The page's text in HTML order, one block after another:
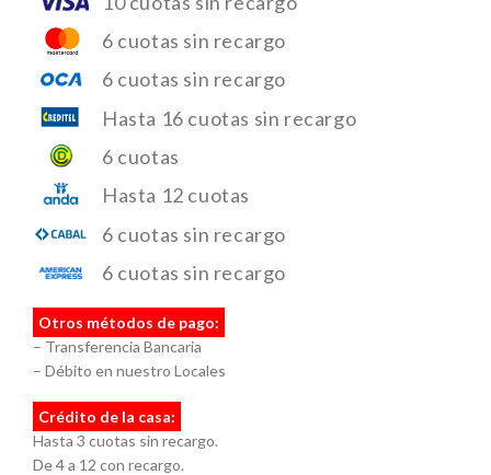
6 cuotas sin recargo
6 cuotas sin recargo
Hasta 16 cuotas sin recargo
6 cuotas
Hasta 12 cuotas
6 cuotas sin recargo
6 cuotas sin recargo
Otros métodos de pago:
– Transferencia Bancaria
– Débito en nuestro Locales
Crédito de la casa:
Hasta 3 cuotas sin recargo.
De 4 a 12 con recargo.